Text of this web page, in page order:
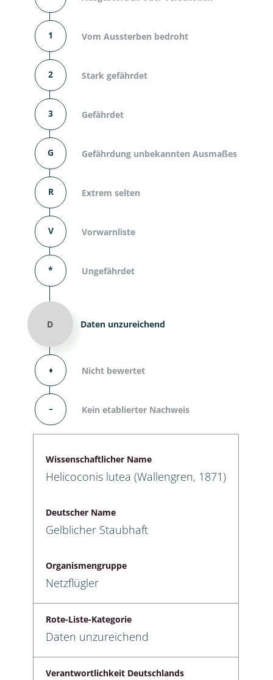
1 Vom Aussterben bedroht
2 Stark gefährdet
3 Gefährdet
G Gefährdung unbekannten Ausmaßes
R Extrem selten
V Vorwarnliste
* Ungefährdet
D Daten unzureichend
⬧ Nicht bewertet
– Kein etablierter Nachweis
Wissenschaftlicher Name
Helicoconis lutea (Wallengren, 1871)
Deutscher Name
Gelblicher Staubhaft
Organismengruppe
Netzflügler
Rote-Liste-Kategorie
Daten unzureichend
Verantwortlichkeit Deutschlands